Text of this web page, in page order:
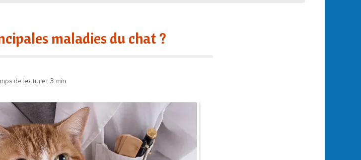
maladies du chat ?
de lecture : 3 min